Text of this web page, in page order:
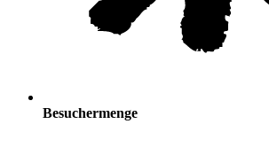
Besuchermenge